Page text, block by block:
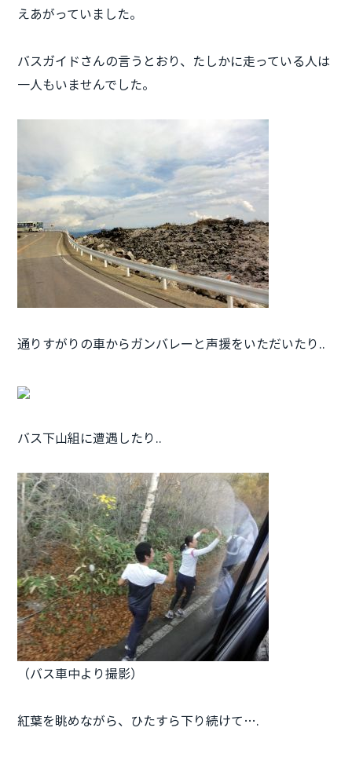
えあがっていました。
バスガイドさんの言うとおり、たしかに走っている人は
一人もいませんでした。
通りすがりの車からガンバレーと声援をいただいたり..
バス下山組に遭遇したり..
（バス車中より撮影）
紅葉を眺めながら、ひたすら下り続けて….